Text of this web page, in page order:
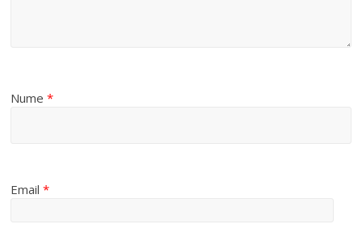
Nume*
Email*